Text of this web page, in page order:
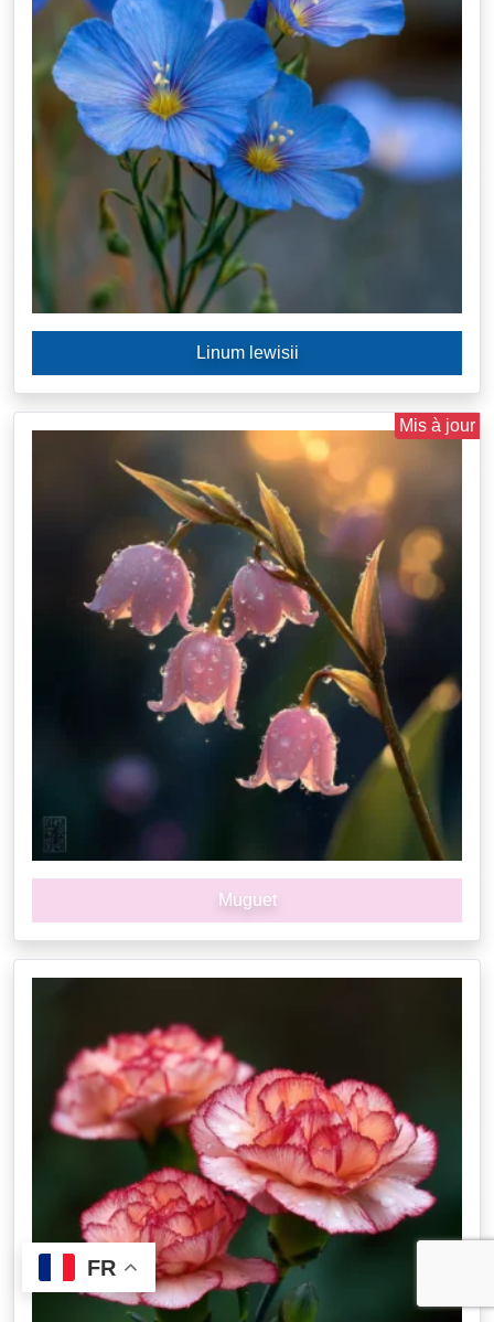
Linum lewisii
Mis à jour
Muguet
FR